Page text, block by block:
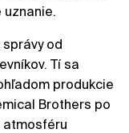
uznanie.
od
Tí sa
produkcie
Brothers po
atmosféru